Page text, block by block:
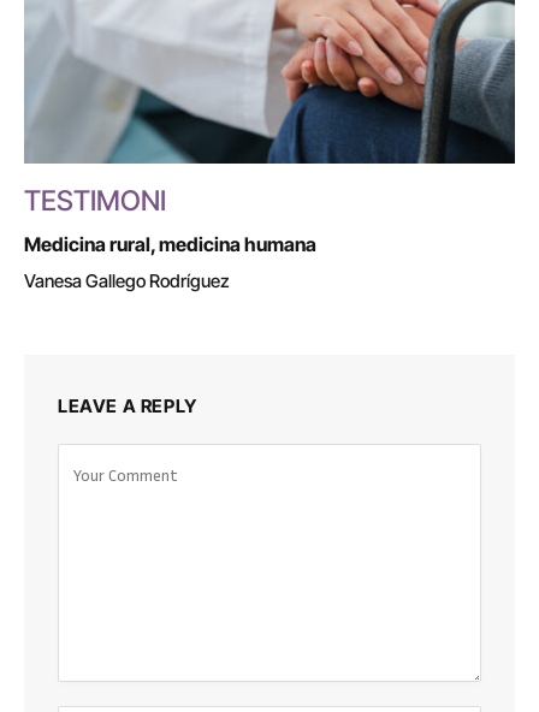
TESTIMONI
Medicina rural, medicina humana
Vanesa Gallego Rodríguez
LEAVE A REPLY